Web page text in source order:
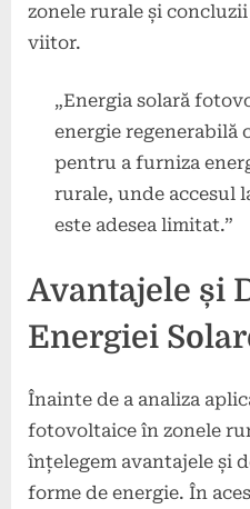
zonele rurale și
viitor.
„Energia solară
energie regenerabilă
pentru a furniza
rurale, unde accesul
este adesea limitat.”
Avantajele și
Energiei
Înainte de a analiza
fotovoltaice în zonele
înțelegem avantajele și
forme de energie. În